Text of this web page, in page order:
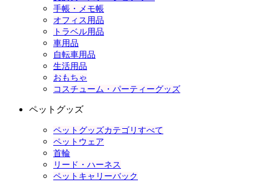
手帳・メモ帳
オフィス用品
トラベル用品
車用品
自転車用品
生活用品
おもちゃ
コスチューム・パーティーグッズ
ペットグッズ
ペットグッズカテゴリすべて
ペットウェア
首輪
リード・ハーネス
ペットキャリーバック